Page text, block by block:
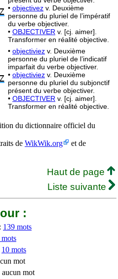
Z • objectivez v. Deuxième
personne du pluriel de l’impératif
du verbe objectiver.
• OBJECTIVER v. [cj. aimer].
Transformer en réalité objective.
Z
• objectiviez v. Deuxième
personne du pluriel de l’indicatif
imparfait du verbe objectiver.
• objectiviez v. Deuxième
personne du pluriel du subjonctif
présent du verbe objectiver.
• OBJECTIVER v. [cj. aimer].
Transformer en réalité objective.
du dictionnaire officiel du
de WikWik.org
et de
Haut de page
Liste suivante
:
139 mots
10 mots
mot
aucun mot